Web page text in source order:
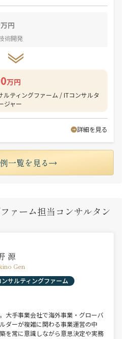
万円
術開発
万円
ルティングファーム / ITコンサルタ
ジャー
詳細を見る
一覧を見る
ァーム担当コンサルタン
源
Gen
ンサルティングファーム
大手事業会社で海外事業・グローバ
ダーが複雑に関わる事業運営の中
を常に意識しながら意思決定や実務